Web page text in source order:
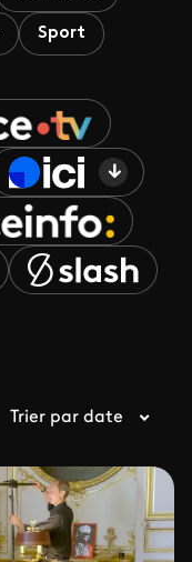
Sport
Trier par date